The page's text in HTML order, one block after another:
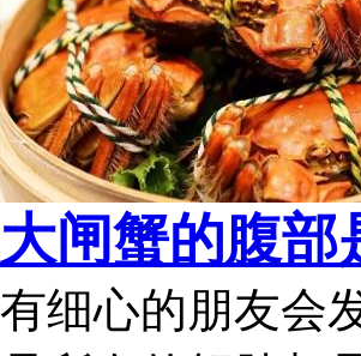
大闸蟹的腹部
有细心的朋友会